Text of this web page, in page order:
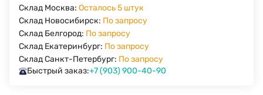
Склад Москва: Осталось 5 штук
Склад Новосибирск: По запросу
Склад Белгород: По запросу
Склад Екатеринбург: По запросу
Склад Санкт-Петербург: По запросу
Быстрый заказ:+7 (903) 900-40-90